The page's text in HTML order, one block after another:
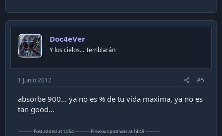
Doc4eVer
Y los cielos... Temblarán
1 Junio 2012 #5
absorbe 900... ya no es % de tu vida maxima, ya no es
tan good...
---------- Post added at 14:54 ---------- Previous post was at 14:49 ----------